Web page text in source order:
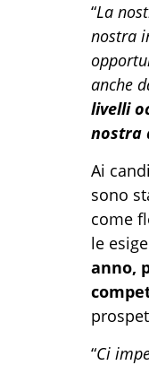
“La
nostra
anche
livelli
nostra
Ai
sono
come
le
anno,
“Ci